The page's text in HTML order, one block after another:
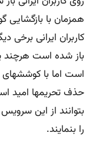
همزمان با بازگشایی
کاربران ایرانی برخی
باز شده است هرچند
است اما با کوششهای
حذف تحریمها امید
بتوانند از این
را بنمایند.